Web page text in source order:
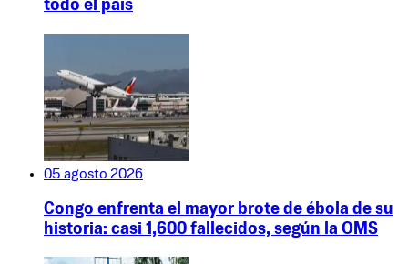
todo el país
05 agosto 2026
Congo enfrenta el mayor brote de ébola de su
historia: casi 1,600 fallecidos, según la OMS